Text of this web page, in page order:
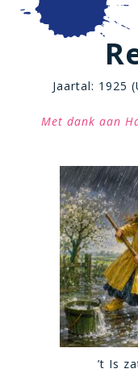
Jaartal: 1925
Met dank aan
’t Is